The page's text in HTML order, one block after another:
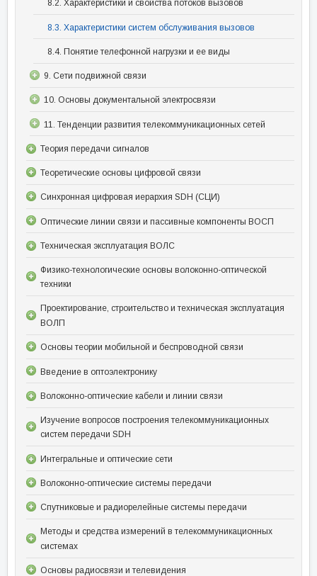
8.2. Характеристики и свойства потоков вызовов
8.3. Характеристики систем обслуживания вызовов
8.4. Понятие телефонной нагрузки и ее виды
9. Сети подвижной связи
10. Основы документальной электросвязи
11. Тенденции развития телекоммуникационных сетей
Теория передачи сигналов
Теоретические основы цифровой связи
Синхронная цифровая иерархия SDH (СЦИ)
Оптические линии связи и пассивные компоненты ВОСП
Техническая эксплуатация ВОЛС
Физико-технологические основы волоконно-оптической
техники
Проектирование, строительство и техническая эксплуатация
ВОЛП
Основы теории мобильной и беспроводной связи
Введение в оптоэлектронику
Волоконно-оптические кабели и линии связи
Изучение вопросов построения телекоммуникационных
систем передачи SDH
Интегральные и оптические сети
Волоконно-оптические системы передачи
Спутниковые и радиорелейные системы передачи
Методы и средства измерений в телекоммуникационных
системах
Основы радиосвязи и телевидения